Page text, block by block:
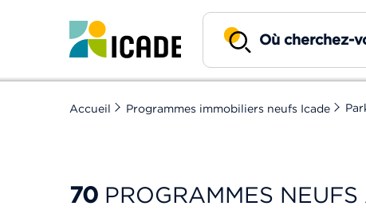
Accueil Programmes immobiliers neufs Icade
70 PROGRAMMES NEUFS